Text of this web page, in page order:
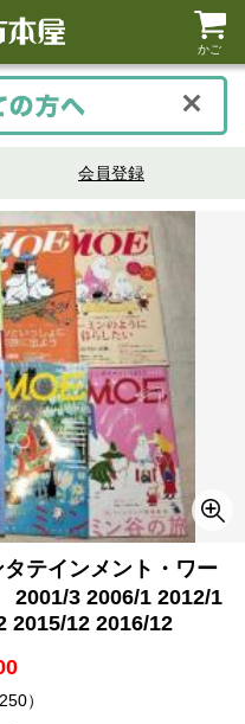
かご
会員登録
テインメント・ワー
3 2006/1 2012/1
2015/12 2016/12
）